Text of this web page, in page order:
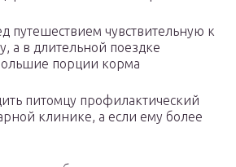
путешествием чувствительную к
а в длительной поездке
порции корма
питомцу профилактический
клинике, а если ему более